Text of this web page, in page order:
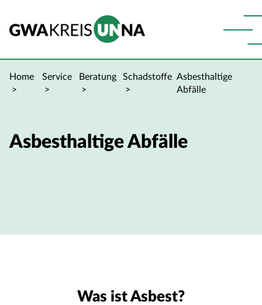
Home Service Beratung Schadstoffe Asbesthaltige
Abfälle
Asbesthaltige Abfälle
Was ist Asbest?